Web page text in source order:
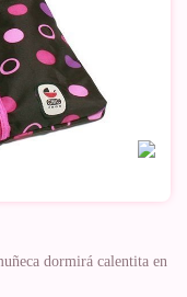
dormirá calentita en